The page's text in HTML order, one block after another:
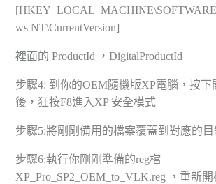
ws NT\CurrentVersion]
裡面的 ProductId ，DigitalProductId
步驟4: 到你的OEM隨機版XP電腦，按下
後，狂按F8進入XP 安全模式
步驟5:將剛剛備用的檔案覆蓋到對應的目
步驟6:執行你剛剛準備的reg檔
XP_Pro_SP2_OEM_to_VLK.reg ，重新